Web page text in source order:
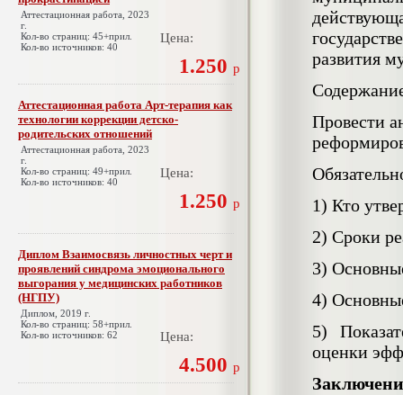
Аттестационная работа, 2023
г.
Кол-во страниц: 45+прил.
Кол-во источников: 40
Цена:
1.250 р
Аттестационная работа Арт-терапия как
технологии коррекции детско-
родительских отношений
Аттестационная работа, 2023
г.
Кол-во страниц: 49+прил.
Кол-во источников: 40
Цена:
1.250 р
Диплом Взаимосвязь личностных черт и
проявлений синдрома эмоционального
выгорания у медицинских работников
(НГПУ)
Диплом, 2019 г.
Кол-во страниц: 58+прил.
Кол-во источников: 62
Цена:
4.500 р
развития
Провести
1) Кто
2) Сроки
3)
4)
5)
оценки